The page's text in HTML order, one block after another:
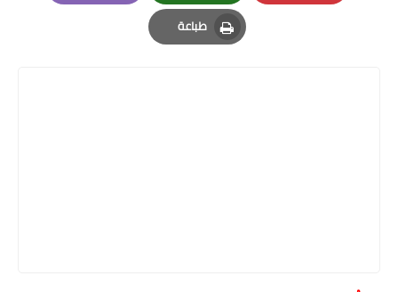
Pinterest
Whatsapp
Email
طباعة
Print